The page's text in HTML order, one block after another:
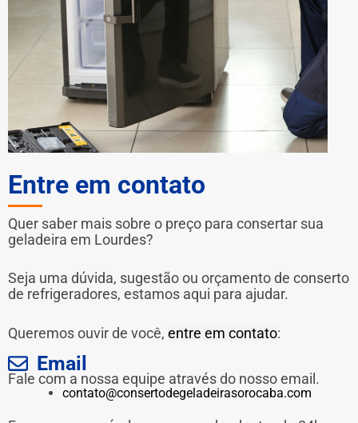
Entre em contato
Quer saber mais sobre o preço para consertar sua
geladeira em Lourdes?
Seja uma dúvida, sugestão ou orçamento de conserto
de refrigeradores, estamos aqui para ajudar.
Queremos ouvir de você, entre em contato:
Email
Fale com a nossa equipe através do nosso email.
contato@consertodegeladeirasorocaba.com